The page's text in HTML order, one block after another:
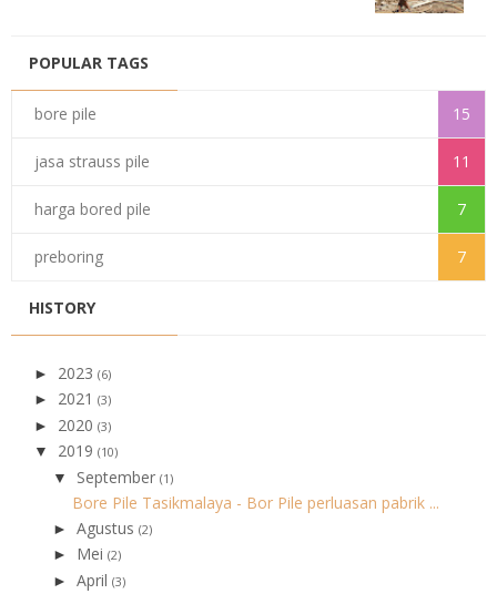
POPULAR TAGS
bore pile 15
jasa strauss pile 11
harga bored pile 7
preboring 7
HISTORY
► 2023 (6)
► 2021 (3)
► 2020 (3)
▼ 2019 (10)
▼ September (1)
Bore Pile Tasikmalaya - Bor Pile perluasan pabrik ...
► Agustus (2)
► Mei (2)
► April (3)